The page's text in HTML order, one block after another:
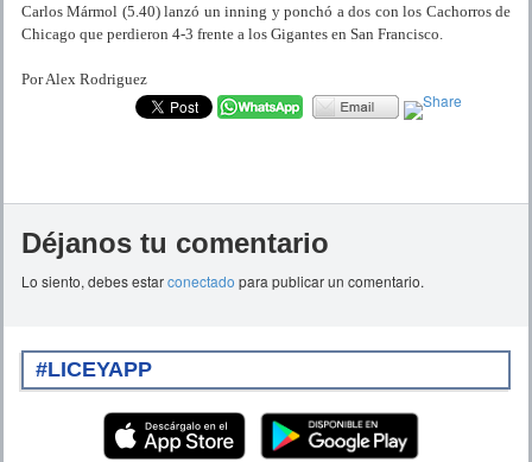
Carlos Mármol (5.40) lanzó un inning y ponchó a dos con los Cachorros de
Chicago que perdieron 4-3 frente a los Gigantes en San Francisco.
Por Alex Rodriguez
Déjanos tu comentario
Lo siento, debes estarconectado para publicar un comentario.
#LICEYAPP